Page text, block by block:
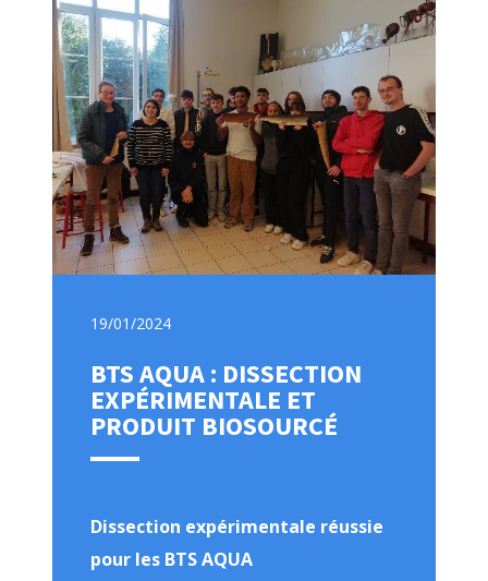
19/01/2024
BTS AQUA : DISSECTION
EXPÉRIMENTALE ET
PRODUIT BIOSOURCÉ
Dissection expérimentale réussie
pour les BTS AQUA